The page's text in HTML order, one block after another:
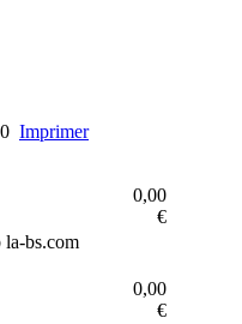
0 Imprimer
0,00
€
la-bs.com
0,00
€